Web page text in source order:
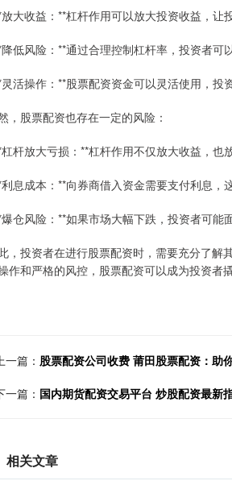
大收益：**杠杆作用可以放大投资收益，让
低风险：**通过合理控制杠杆率，投资者可
活操作：**股票配资资金可以灵活使用，投
，股票配资也存在一定的风险：
杆放大亏损：**杠杆作用不仅放大收益，也
息成本：**向券商借入资金需要支付利息，
仓风险：**如果市场大幅下跌，投资者可能
，投资者在进行股票配资时，需要充分了解
作和严格的风控，股票配资可以成为投资者
一篇： 股票配资公司收费 莆田股票配资：助
一篇： 国内期货配资交易平台 炒股配资最新
相关文章